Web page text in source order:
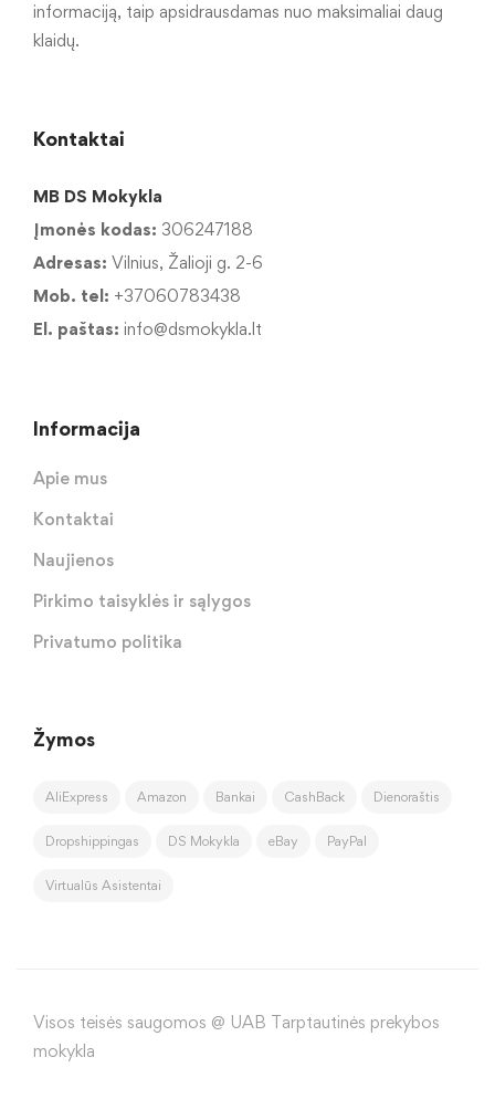
informaciją, taip apsidrausdamas nuo maksimaliai daug
klaidų.
Kontaktai
MB DS Mokykla
Įmonės kodas: 306247188
Adresas: Vilnius, Žalioji g. 2-6
Mob. tel: +37060783438
El. paštas: info@dsmokykla.lt
Informacija
Apie mus
Kontaktai
Naujienos
Pirkimo taisyklės ir sąlygos
Privatumo politika
Žymos
AliExpress Amazon Bankai CashBack Dienoraštis
Dropshippingas DS Mokykla eBay PayPal
Virtualūs Asistentai
Visos teisės saugomos @ UAB Tarptautinės prekybos
mokykla